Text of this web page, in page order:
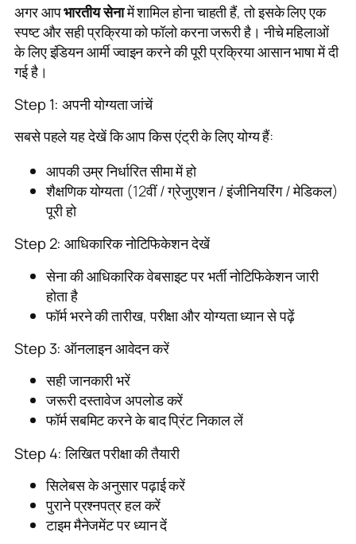
अगर आपभारतीय सेनामें शामिल होना चाहती हैं, तो इसके लिए एक
स्पष्ट और सही प्रक्रिया को फॉलो करना जरूरी है। नीचे महिलाओं
के लिए इंडियन आर्मी ज्वाइन करने की पूरी प्रक्रिया आसान भाषा में दी
गई है।
Step 1: अपनी योग्यता जांचें
सबसे पहले यह देखें कि आप किस एंट्री के लिए योग्य हैं:
आपकी उम्र निर्धारित सीमा में हो
शैक्षणिक योग्यता (12वीं / ग्रेजुएशन / इंजीनियरिंग / मेडिकल)
पूरी हो
Step 2: आधिकारिक नोटिफिकेशन देखें
सेना की आधिकारिक वेबसाइट पर भर्ती नोटिफिकेशन जारी
होता है
फॉर्म भरने की तारीख, परीक्षा और योग्यता ध्यान से पढ़ें
Step 3: ऑनलाइन आवेदन करें
सही जानकारी भरें
जरूरी दस्तावेज अपलोड करें
फॉर्म सबमिट करने के बाद प्रिंट निकाल लें
Step 4: लिखित परीक्षा की तैयारी
सिलेबस के अनुसार पढ़ाई करें
पुराने प्रश्नपत्र हल करें
टाइम मैनेजमेंट पर ध्यान दें